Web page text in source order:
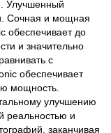
Улучшенный
Сочная и мощная
обеспечивает до
и значительно
с
обеспечивает
мощность.
улучшению
реальностью и
заканчивая